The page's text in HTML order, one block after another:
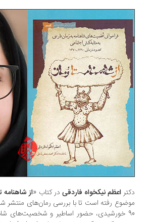
اعظم نیکخواه فاردقیدر کتاب «از شاهنامه تا رمان
90 خورشیدی، حضور اساطیر و شخصیت‌های شاهنامه را